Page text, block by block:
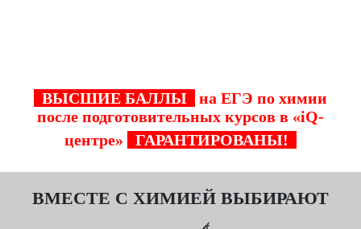
ВЫСШИЕ БАЛЛЫ
на ЕГЭ по химии
после подготовительных курсов в «iQ-
центре»
ГАРАНТИРОВАНЫ!
ВМЕСТЕ С ХИМИЕЙ ВЫБИРАЮТ